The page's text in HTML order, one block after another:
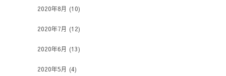
2020年8月 (10)
2020年7月 (12)
2020年6月 (13)
2020年5月 (4)